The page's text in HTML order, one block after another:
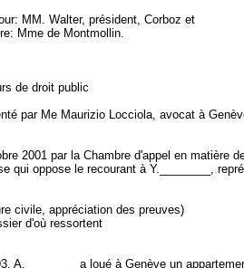
MM. Walter, président, Corboz et
Mme de Montmollin.
de droit public
par Me Maurizio Locciola, avocat à
2001 par la Chambre d'appel en matière
qui oppose le recourant à Y.________,
civile, appréciation des preuves)
d'où ressortent
A.________ a loué à Genève un